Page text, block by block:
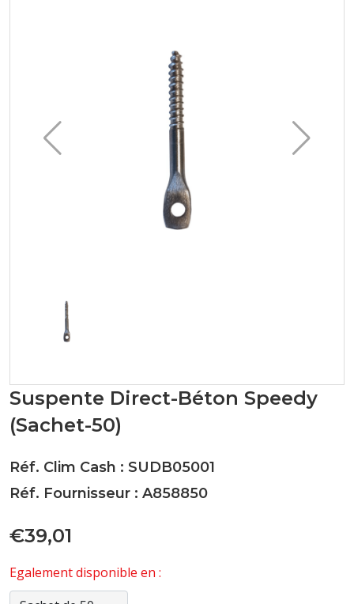
Suspente Direct-Béton Speedy
(Sachet-50)
Réf. Clim Cash : SUDB05001
Réf. Fournisseur : A858850
€39,01
Egalement disponible en :